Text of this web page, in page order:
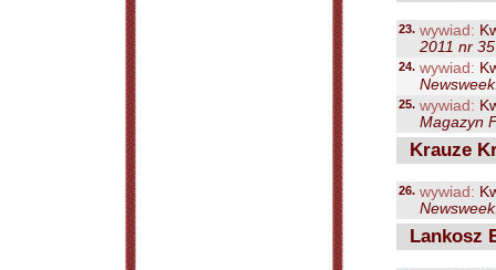
23. wywiad:
2011 nr
24. wywiad:
25. wywiad:
Magazyn
Krauze
26. wywiad:
Lankosz